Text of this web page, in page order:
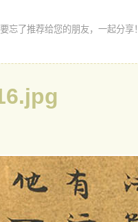
忘了推荐给您的朋友，一起分享！